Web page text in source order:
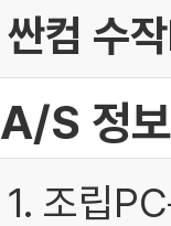
싼컴 수
A/S 정
1. 조립